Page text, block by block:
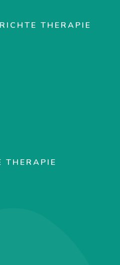
THERAPIE
THERAPIE